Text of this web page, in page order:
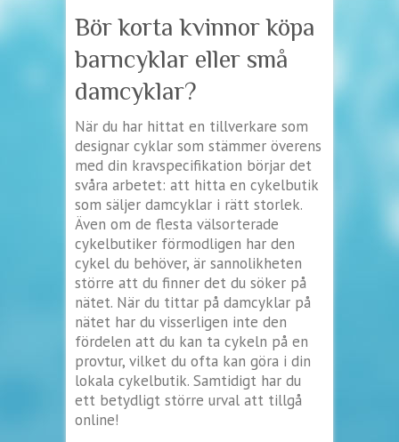
Bör korta kvinnor köpa
barncyklar eller små
damcyklar?
När du har hittat en tillverkare som
designar cyklar som stämmer överens
med din kravspecifikation börjar det
svåra arbetet: att hitta en cykelbutik
som säljer damcyklar i rätt storlek.
Även om de flesta välsorterade
cykelbutiker förmodligen har den
cykel du behöver, är sannolikheten
större att du finner det du söker på
nätet. När du tittar på damcyklar på
nätet har du visserligen inte den
fördelen att du kan ta cykeln på en
provtur, vilket du ofta kan göra i din
lokala cykelbutik. Samtidigt har du
ett betydligt större urval att tillgå
online!